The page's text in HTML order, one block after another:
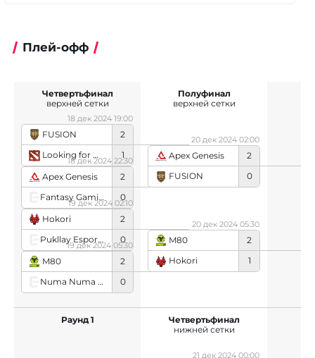
Плей-офф
FUSION
2
Looking for Org
1
18 дек 2024 19:00
Apex Genesis
2
Fantasy Gaming
0
18 дек 2024 22:30
Hokori
2
Pukllay Esports
0
19 дек 2024 02:10
M80
2
Numa Numa Iei
0
19 дек 2024 05:30
Четвертьфинал
верхней сетки
Apex Genesis
2
FUSION
0
20 дек 2024 02:00
M80
2
Hokori
1
20 дек 2024 05:30
Полуфинал
верхней сетки
Раунд 1
21 дек 2024 00:00
Четвертьфинал
нижней сетки